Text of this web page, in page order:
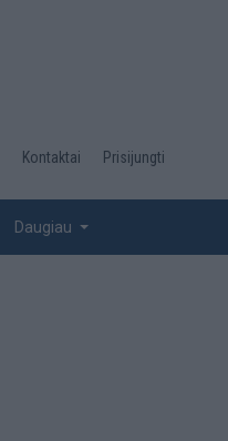
Kontaktai Prisijungti
Daugiau